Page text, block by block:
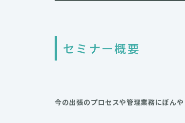
セミナー概要
今の出張のプロセスや管理業務にぼん